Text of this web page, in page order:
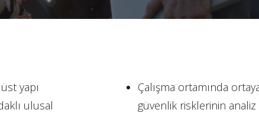
yapı
ulusal
Çalışma ortamında
güvenlik risklerinin analiz